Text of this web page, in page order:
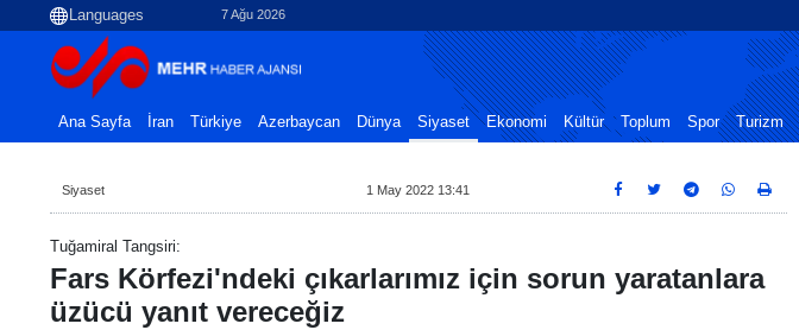
7 Ağu 2026
Ana Sayfa İran Türkiye Azerbaycan Dünya Siyaset Ekonomi Kültür Toplum Spor Turizm
Siyaset 1 May 2022 13:41
Tuğamiral Tangsiri:
Fars Körfezi'ndeki çıkarlarımız için sorun yaratanlara
üzücü yanıt vereceğiz